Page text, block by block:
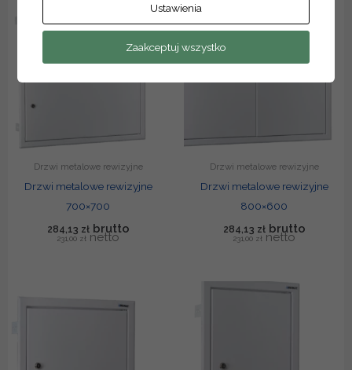
Drzwi metalowe rewizyjne
Drzwi metalowe rewizyjne
700×700
284,13 zł
231,00 zł
Drzwi metalowe rewizyjne
Drzwi metalowe rewizyjne
800×600
284,13 zł
231,00 zł
Ustawienia
Zaakceptuj wszystko